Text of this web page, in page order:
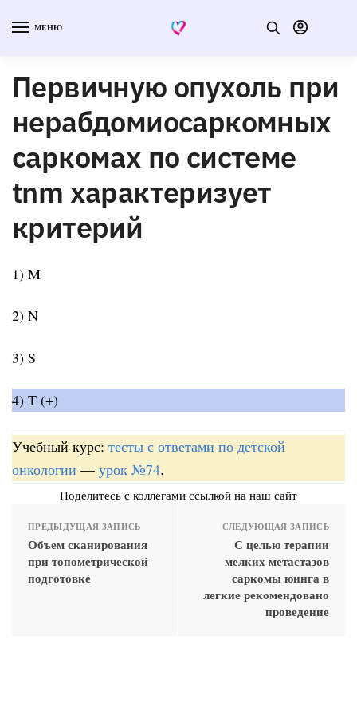
МЕНЮ
Первичную опухоль при
нерабдомиосаркомных
саркомах по системе
tnm характеризует
критерий
1) M
2) N
3) S
4) T (+)
Учебный курс: тесты с ответами по детской
онкологии — урок №74.
Поделитесь с коллегами ссылкой на наш сайт
ПРЕДЫДУЩАЯ ЗАПИСЬ
Объем сканирования
при топометрической
подготовке
СЛЕДУЮЩАЯ ЗАПИСЬ
С целью терапии
мелких метастазов
саркомы юинга в
легкие рекомендовано
проведение